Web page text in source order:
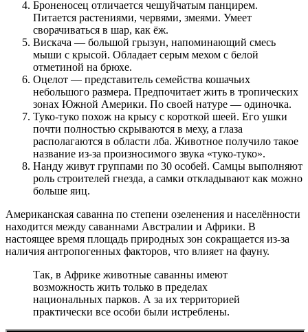
Броненосец отличается чешуйчатым панцирем.
Питается растениями, червями, змеями. Умеет
сворачиваться в шар, как ёж.
Вискача — большой грызун, напоминающий смесь
мыши с крысой. Обладает серым мехом с белой
отметиной на брюхе.
Оцелот — представитель семейства кошачьих
небольшого размера. Предпочитает жить в тропических
зонах Южной Америки. По своей натуре — одиночка.
Туко-туко похож на крысу с короткой шеей. Его ушки
почти полностью скрываются в меху, а глаза
располагаются в области лба. Животное получило такое
название из-за произносимого звука «туко-туко».
Нанду живут группами по 30 особей. Самцы выполняют
роль строителей гнезда, а самки откладывают как можно
больше яиц.
Американская саванна по степени озеленения и населённости
находится между саваннами Австралии и Африки. В
настоящее время площадь природных зон сокращается из-за
наличия антропогенных факторов, что влияет на фауну.
Так, в Африке животные саванны имеют
возможность жить только в пределах
национальных парков. А за их территорией
практически все особи были истреблены.